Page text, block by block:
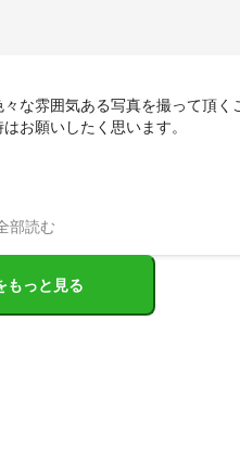
な雰囲気ある写真を撮って頂く
お願いしたく思います。
もっと見る